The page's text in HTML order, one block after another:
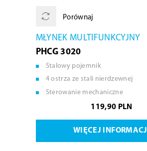
Porównaj
MŁYNEK MULTIFUNKCYJNY
PHCG 3020
Stalowy pojemnik
4 ostrza ze stali nierdzewnej
Sterowanie mechaniczne
119,90 PLN
WIĘCEJ INFORMACJI